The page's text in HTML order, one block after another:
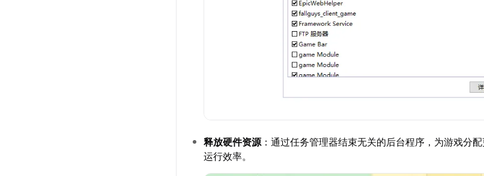
释放硬件资源 ：通过任务管理器结束无关的后台程序，为游戏分
运行效率。